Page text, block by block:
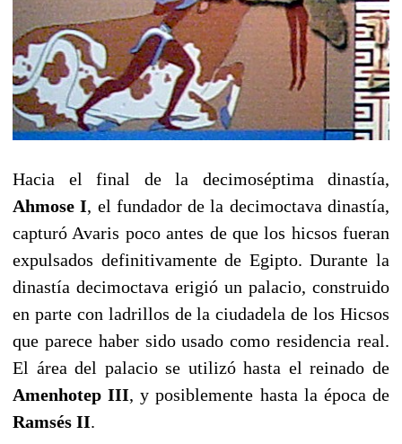
Hacia el final de la decimoséptima dinastía,
Ahmose I, el fundador de la decimoctava dinastía,
capturó Avaris poco antes de que los hicsos fueran
expulsados definitivamente de Egipto. Durante la
dinastía decimoctava erigió un palacio, construido
en parte con ladrillos de la ciudadela de los Hicsos
que parece haber sido usado como residencia real.
El área del palacio se utilizó hasta el reinado de
Amenhotep III, y posiblemente hasta la época de
Ramsés II.